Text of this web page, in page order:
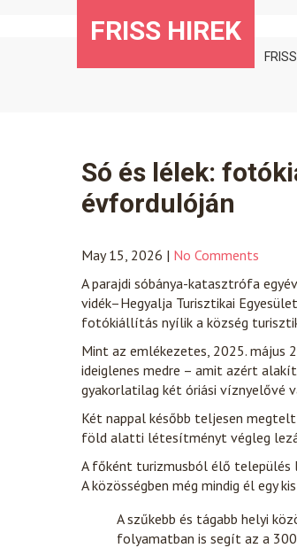
FRISS HIREK
Só és lélek:
évfordulóján
May 15, 2026 | No Comments
A parajdi sóbánya-katasztrófa
vidék–Hegyalja Turisztikai
fotókiállítás nyílik a község
Mint az emlékezetes, 2025. május
ideiglenes medre – amit azért
gyakorlatilag két óriási víznyelővé
Két nappal később teljesen
föld alatti létesítményt végleg
A főként turizmusból élő település
A közösségben még mindig él egy
A szűkebb és tágabb helyi
folyamatban is segít az a